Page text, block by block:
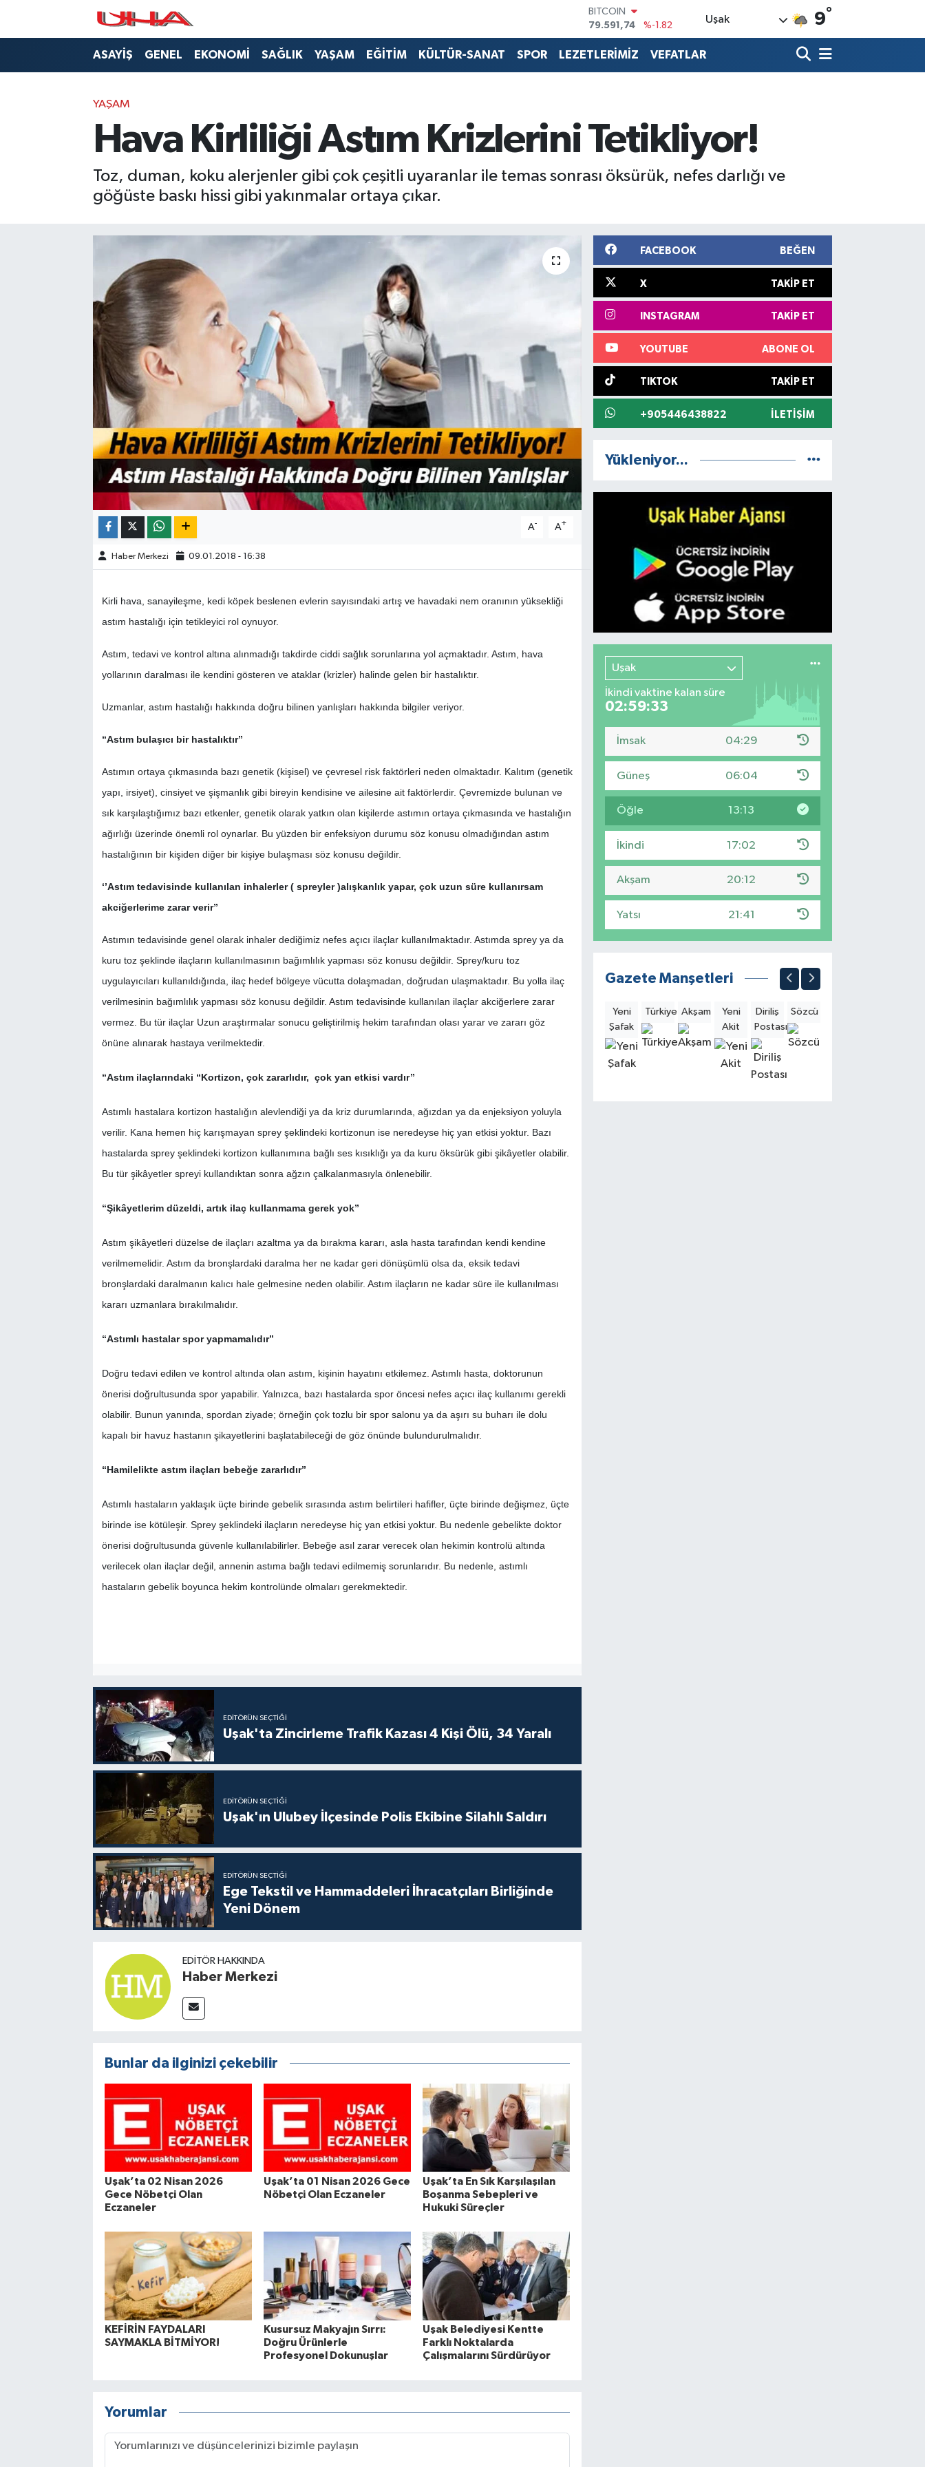
DOLAR
45,43620
%0.02
EURO
53,38690
%0.19
BİST100
14.598,00
%0
Uşak 9°
ASAYİŞ GENEL EKONOMİ SAĞLIK YAŞAM EĞİTİM KÜLTÜR-SANAT SPOR LEZETLERİMİZ VEFATLAR
YAŞAM
Hava Kirliliği Astım Krizlerini Tetikliyor!
Toz, duman, koku alerjenler gibi çok çeşitli uyaranlar ile temas sonrası öksürük, nefes darlığı ve
göğüste baskı hissi gibi yakınmalar ortaya çıkar.
A- A+
Haber Merkezi 09.01.2018 - 16:38
Kirli hava, sanayileşme, kedi köpek beslenen evlerin sayısındaki artış ve havadaki nem oranının yüksekliği
astım hastalığı için tetikleyici rol oynuyor.
Astım, tedavi ve kontrol altına alınmadığı takdirde ciddi sağlık sorunlarına yol açmaktadır. Astım, hava
yollarının daralması ile kendini gösteren ve ataklar (krizler) halinde gelen bir hastalıktır.
Uzmanlar, astım hastalığı hakkında doğru bilinen yanlışları hakkında bilgiler veriyor.
“Astım bulaşıcı bir hastalıktır”
Astımın ortaya çıkmasında bazı genetik (kişisel) ve çevresel risk faktörleri neden olmaktadır. Kalıtım (genetik
yapı, irsiyet), cinsiyet ve şişmanlık gibi bireyin kendisine ve ailesine ait faktörlerdir. Çevremizde bulunan ve
sık karşılaştığımız bazı etkenler, genetik olarak yatkın olan kişilerde astımın ortaya çıkmasında ve hastalığın
ağırlığı üzerinde önemli rol oynarlar. Bu yüzden bir enfeksiyon durumu söz konusu olmadığından astım
hastalığının bir kişiden diğer bir kişiye bulaşması söz konusu değildir.
‘’Astım tedavisinde kullanılan inhalerler ( spreyler )alışkanlık yapar, çok uzun süre kullanırsam
akciğerlerime zarar verir”
Astımın tedavisinde genel olarak inhaler dediğimiz nefes açıcı ilaçlar kullanılmaktadır. Astımda sprey ya da
kuru toz şeklinde ilaçların kullanılmasının bağımlılık yapması söz konusu değildir. Sprey/kuru toz
uygulayıcıları kullanıldığında, ilaç hedef bölgeye vücutta dolaşmadan, doğrudan ulaşmaktadır. Bu yolla ilaç
verilmesinin bağımlılık yapması söz konusu değildir. Astım tedavisinde kullanılan ilaçlar akciğerlere zarar
vermez. Bu tür ilaçlar Uzun araştırmalar sonucu geliştirilmiş hekim tarafından olası yarar ve zararı göz
önüne alınarak hastaya verilmektedir.
“Astım ilaçlarındaki “Kortizon, çok zararlıdır, çok yan etkisi vardır’’
Astımlı hastalara kortizon hastalığın alevlendiği ya da kriz durumlarında, ağızdan ya da enjeksiyon yoluyla
verilir. Kana hemen hiç karışmayan sprey şeklindeki kortizonun ise neredeyse hiç yan etkisi yoktur. Bazı
hastalarda sprey şeklindeki kortizon kullanımına bağlı ses kısıklığı ya da kuru öksürük gibi şikâyetler olabilir.
Bu tür şikâyetler spreyi kullandıktan sonra ağzın çalkalanmasıyla önlenebilir.
“Şikâyetlerim düzeldi, artık ilaç kullanmama gerek yok”
Astım şikâyetleri düzelse de ilaçları azaltma ya da bırakma kararı, asla hasta tarafından kendi kendine
verilmemelidir. Astım da bronşlardaki daralma her ne kadar geri dönüşümlü olsa da, eksik tedavi
bronşlardaki daralmanın kalıcı hale gelmesine neden olabilir. Astım ilaçların ne kadar süre ile kullanılması
kararı uzmanlara bırakılmalıdır.
“Astımlı hastalar spor yapmamalıdır”
Doğru tedavi edilen ve kontrol altında olan astım, kişinin hayatını etkilemez. Astımlı hasta, doktorunun
önerisi doğrultusunda spor yapabilir. Yalnızca, bazı hastalarda spor öncesi nefes açıcı ilaç kullanımı gerekli
olabilir. Bunun yanında, spordan ziyade; örneğin çok tozlu bir spor salonu ya da aşırı su buharı ile dolu
kapalı bir havuz hastanın şikayetlerini başlatabileceği de göz önünde bulundurulmalıdır.
“Hamilelikte astım ilaçları bebeğe zararlıdır”
Astımlı hastaların yaklaşık üçte birinde gebelik sırasında astım belirtileri hafifler, üçte birinde değişmez, üçte
birinde ise kötüleşir. Sprey şeklindeki ilaçların neredeyse hiç yan etkisi yoktur. Bu nedenle gebelikte doktor
önerisi doğrultusunda güvenle kullanılabilirler. Bebeğe asıl zarar verecek olan hekimin kontrolü altında
verilecek olan ilaçlar değil, annenin astıma bağlı tedavi edilmemiş sorunlarıdır. Bu nedenle, astımlı
hastaların gebelik boyunca hekim kontrolünde olmaları gerekmektedir.
EDITÖRÜN SEÇTIĞI
Uşak'ta Zincirleme Trafik Kazası 4 Kişi Ölü, 34 Yaralı
EDITÖRÜN SEÇTIĞI
Uşak'ın Ulubey İlçesinde Polis Ekibine Silahlı Saldırı
EDITÖRÜN SEÇTIĞI
Ege Tekstil ve Hammaddeleri İhracatçıları Birliğinde
Yeni Dönem
EDITÖR HAKKINDA
Haber Merkezi
Bunlar da ilginizi çekebilir
Uşak’ta 02 Nisan 2026
Gece Nöbetçi Olan
Eczaneler
Uşak’ta 01 Nisan 2026 Gece
Nöbetçi Olan Eczaneler
Uşak’ta En Sık Karşılaşılan
Boşanma Sebepleri ve
Hukuki Süreçler
KEFİRİN FAYDALARI
SAYMAKLA BİTMİYOR!
Kusursuz Makyajın Sırrı:
Doğru Ürünlerle
Profesyonel Dokunuşlar
Uşak Belediyesi Kentte
Farklı Noktalarda
Çalışmalarını Sürdürüyor
Yorumlar
FACEBOOK BEĞEN
X TAKIP ET
INSTAGRAM TAKIP ET
YOUTUBE ABONE OL
TIKTOK TAKIP ET
+905446438822 İLETIŞIM
Yükleniyor...
Uşak
İkindi vaktine kalan süre
02:59:32
İmsak 04:29
Güneş 06:04
Öğle 13:13
İkindi 17:02
Akşam 20:12
Yatsı 21:41
Gazete Manşetleri
Yeni
Şafak
Türkiye Akşam
Yeni
Akit
Diriliş
Postası
Sözcü
HABERDE İNSAN
BİLİM VE TEKNOLOJİ
KAMPANYALAR
KÜLTÜR-SANAT
Nöbetçi Eczaneler
Namaz Vakitleri
Puan Durumu ve Fikstür
Son Dakika Haberleri
Haber Arşivi